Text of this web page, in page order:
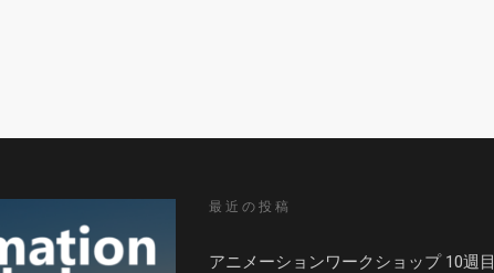
最近の投稿
アニメーションワークショップ 10週目